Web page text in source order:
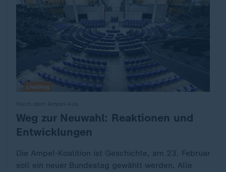
:
Weg zur Neuwahl: Reaktionen und
Entwicklungen
Die Ampel-Koalition ist Geschichte, am 23. Februar
soll ein neuer Bundestag gewählt werden. Alle
Liveblog